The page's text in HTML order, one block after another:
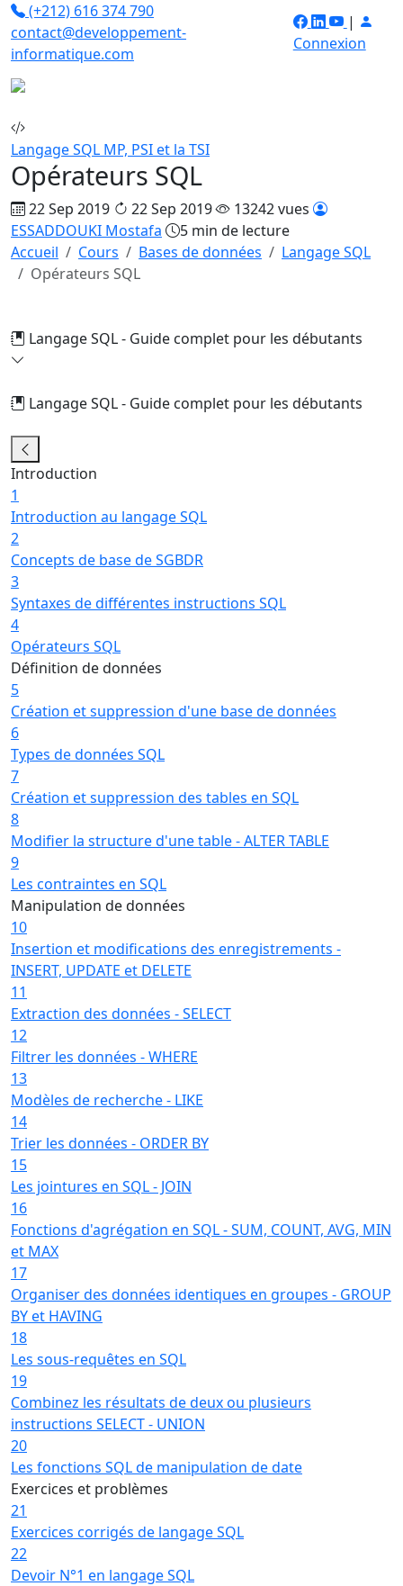
(+212) 616 374 790
contact@developpement-
informatique.com
|
Connexion
Langage SQL MP, PSI et la TSI
Opérateurs SQL
22 Sep 2019 22 Sep 2019
13242 vues
ESSADDOUKI Mostafa
5 min de lecture
Accueil
Cours Bases de données
Langage SQL
Opérateurs SQL
Langage SQL - Guide complet pour les débutants
Langage SQL - Guide complet pour les débutants
Introduction
1
Introduction au langage SQL
2
Concepts de base de SGBDR
3
Syntaxes de différentes instructions SQL
4
Opérateurs SQL
Définition de données
5
Création et suppression d'une base de données
6
Types de données SQL
7
Création et suppression des tables en SQL
8
Modifier la structure d'une table - ALTER TABLE
9
Les contraintes en SQL
Manipulation de données
10
Insertion et modifications des enregistrements -
INSERT, UPDATE et DELETE
11
Extraction des données - SELECT
12
Filtrer les données - WHERE
13
Modèles de recherche - LIKE
14
Trier les données - ORDER BY
15
Les jointures en SQL - JOIN
16
Fonctions d'agrégation en SQL - SUM, COUNT, AVG, MIN
et MAX
17
Organiser des données identiques en groupes - GROUP
BY et HAVING
18
Les sous-requêtes en SQL
19
Combinez les résultats de deux ou plusieurs
instructions SELECT - UNION
20
Les fonctions SQL de manipulation de date
Exercices et problèmes
21
Exercices corrigés de langage SQL
22
Devoir N°1 en langage SQL